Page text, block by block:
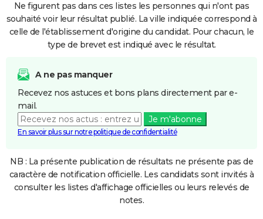
Ne figurent pas dans ces listes les personnes qui n'ont pas
souhaité voir leur résultat publié. La ville indiquée correspond à
celle de l'établissement d'origine du candidat. Pour chacun, le
type de brevet est indiqué avec le résultat.
A ne pas manquer
Recevez nos astuces et bons plans directement par e-
mail.
Je m'abonne
En savoir plus sur notre politique de confidentialité
NB : La présente publication de résultats ne présente pas de
caractère de notification officielle. Les candidats sont invités à
consulter les listes d'affichage officielles ou leurs relevés de
notes.